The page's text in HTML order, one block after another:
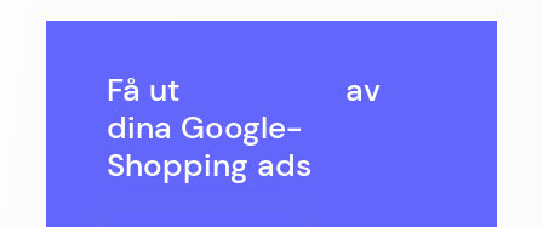
Få ut
av
dina Google-
Shopping ads